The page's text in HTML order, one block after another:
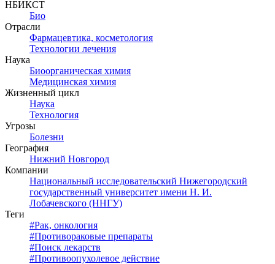
НБИКСТ
Био
Отрасли
Фармацевтика, косметология
Технологии лечения
Наука
Биоорганическая химия
Медицинская химия
Жизненный цикл
Наука
Технология
Угрозы
Болезни
География
Нижний Новгород
Компании
Национальный исследовательский Нижегородский
государственный университет имени Н. И.
Лобачевского (ННГУ)
Теги
#Рак, онкология
#Противораковые препараты
#Поиск лекарств
#Противоопухолевое действие